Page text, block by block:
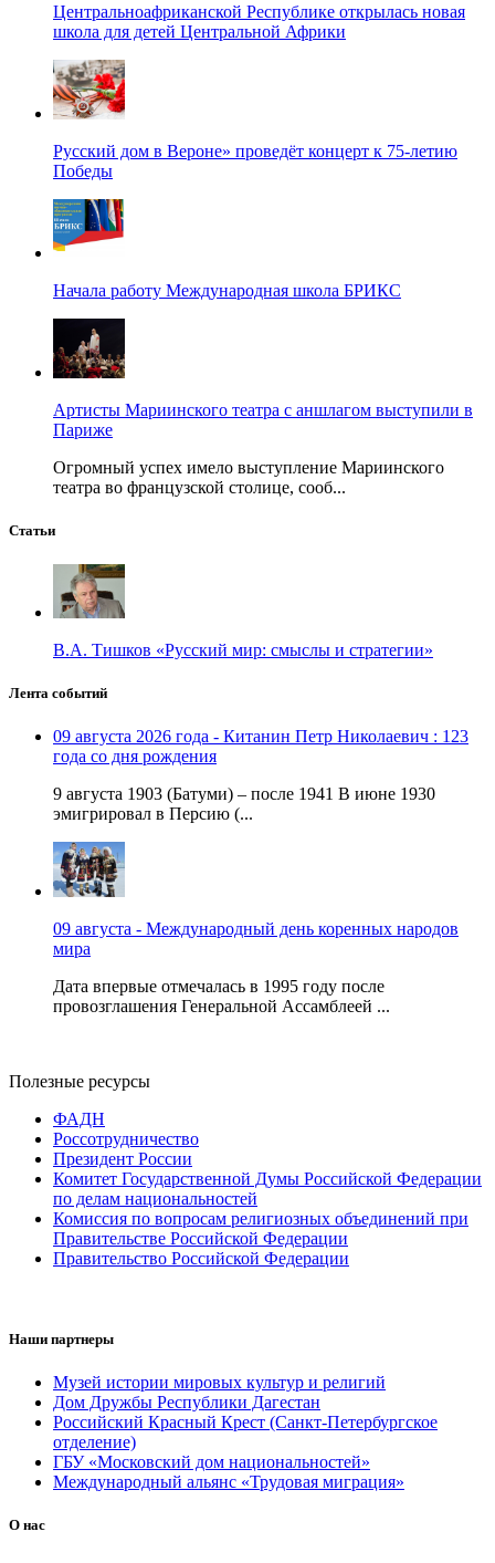
Центральноафриканской Республике открылась новая
школа для детей Центральной Африки
Русский дом в Вероне» проведёт концерт к 75-летию
Победы
Начала работу Международная школа БРИКС
Артисты Мариинского театра с аншлагом выступили в
Париже
Огромный успех имело выступление Мариинского
театра во французской столице, сооб...
Статьи
В.А. Тишков «Русский мир: смыслы и стратегии»
Лента событий
09 августа 2026 года - Китанин Петр Николаевич : 123
года со дня рождения
9 августа 1903 (Батуми) – после 1941 В июне 1930
эмигрировал в Персию (...
09 августа - Международный день коренных народов
мира
Дата впервые отмечалась в 1995 году после
провозглашения Генеральной Ассамблеей ...
Полезные ресурсы
ФАДН
Россотрудничество
Президент России
Комитет Государственной Думы Российской Федерации
по делам национальностей
Комиссия по вопросам религиозных объединений при
Правительстве Российской Федерации
Правительство Российской Федерации
Наши партнеры
Музей истории мировых культур и религий
Дом Дружбы Республики Дагестан
Российский Красный Крест (Санкт-Петербургское
отделение)
ГБУ «Московский дом национальностей»
Международный альянс «Трудовая миграция»
О нас